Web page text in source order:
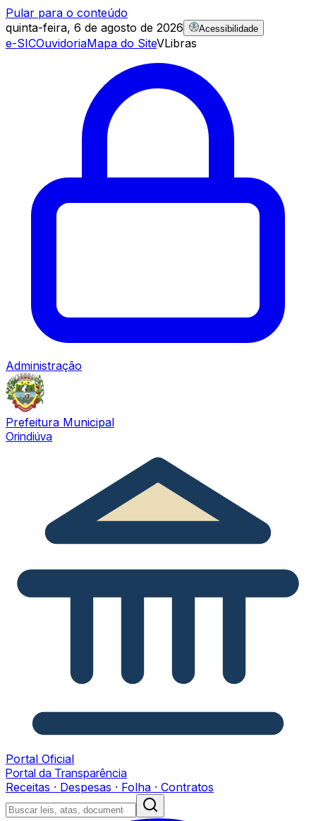
Pular para o conteúdo
quinta-feira, 6 de agosto de 2026
Acessibilidade
e-SICOuvidoriaMapa do SiteVLibras
Administração
Prefeitura Municipal
Orindiúva
Portal Oficial
Portal da Transparência
Receitas · Despesas · Folha · Contratos